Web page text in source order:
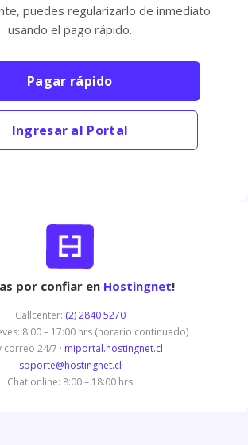
puedes regularizarlo de inmediato
usando el pago rápido.
Pagar rápido
Ingresar al Portal
por confiar en Hostingnet!
Callcenter: (2) 2840 5270
8:00 – 17:00 hrs (horario continuado)
correo 24/7 · miportal.hostingnet.cl ·
soporte@hostingnet.cl
Chat online: 8:00 – 18:00 hrs